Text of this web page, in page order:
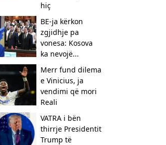
hiç
BE-ja kërkon
zgjidhje pa
vonesa: Kosova
ka nevojë...
Merr fund dilema
e Vinicius, ja
vendimi që mori
Reali
VATRA i bën
thirrje Presidentit
Trump të